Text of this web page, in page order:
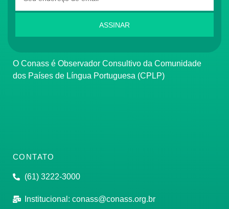
ASSINAR
O Conass é Observador Consultivo da Comunidade
dos Países de Língua Portuguesa (CPLP)
CONTATO
(61) 3222-3000
Institucional: conass@conass.org.br